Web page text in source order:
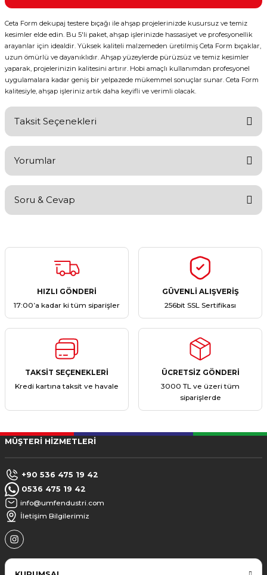
Ceta Form dekupaj testere bıçağı ile ahşap projelerinizde kusursuz ve temiz
kesimler elde edin. Bu 5'li paket, ahşap işlerinizde hassasiyet ve profesyonellik
arayanlar için idealdir. Yüksek kaliteli malzemeden üretilmiş Ceta Form bıçaklar,
uzun ömürlü ve dayanıklıdır. Ahşap yüzeylerde pürüzsüz ve temiz kesimler
yaparak, projelerinizin kalitesini artırır. Hobi amaçlı kullanımdan profesyonel
uygulamalara kadar geniş bir yelpazede mükemmel sonuçlar sunar. Ceta Form
kalitesiyle, ahşap işleriniz artık daha keyifli ve verimli olacak.
Taksit Seçenekleri
Yorumlar
Yorum Yaz
Soru & Cevap
Ürün hakkında henüz soru sorulmamış.
HIZLI GÖNDERİ
17:00’a kadar ki tüm siparişler
GÜVENLİ ALIŞVERİŞ
256bit SSL Sertifikası
TAKSİT SEÇENEKLERİ
Kredi kartına taksit ve havale
ÜCRETSİZ GÖNDERİ
3000 TL ve üzeri tüm
siparişlerde
MÜŞTERİ HİZMETLERİ
+90 536 475 19 42
0536 475 19 42
info@umfendustri.com
İletişim Bilgilerimiz